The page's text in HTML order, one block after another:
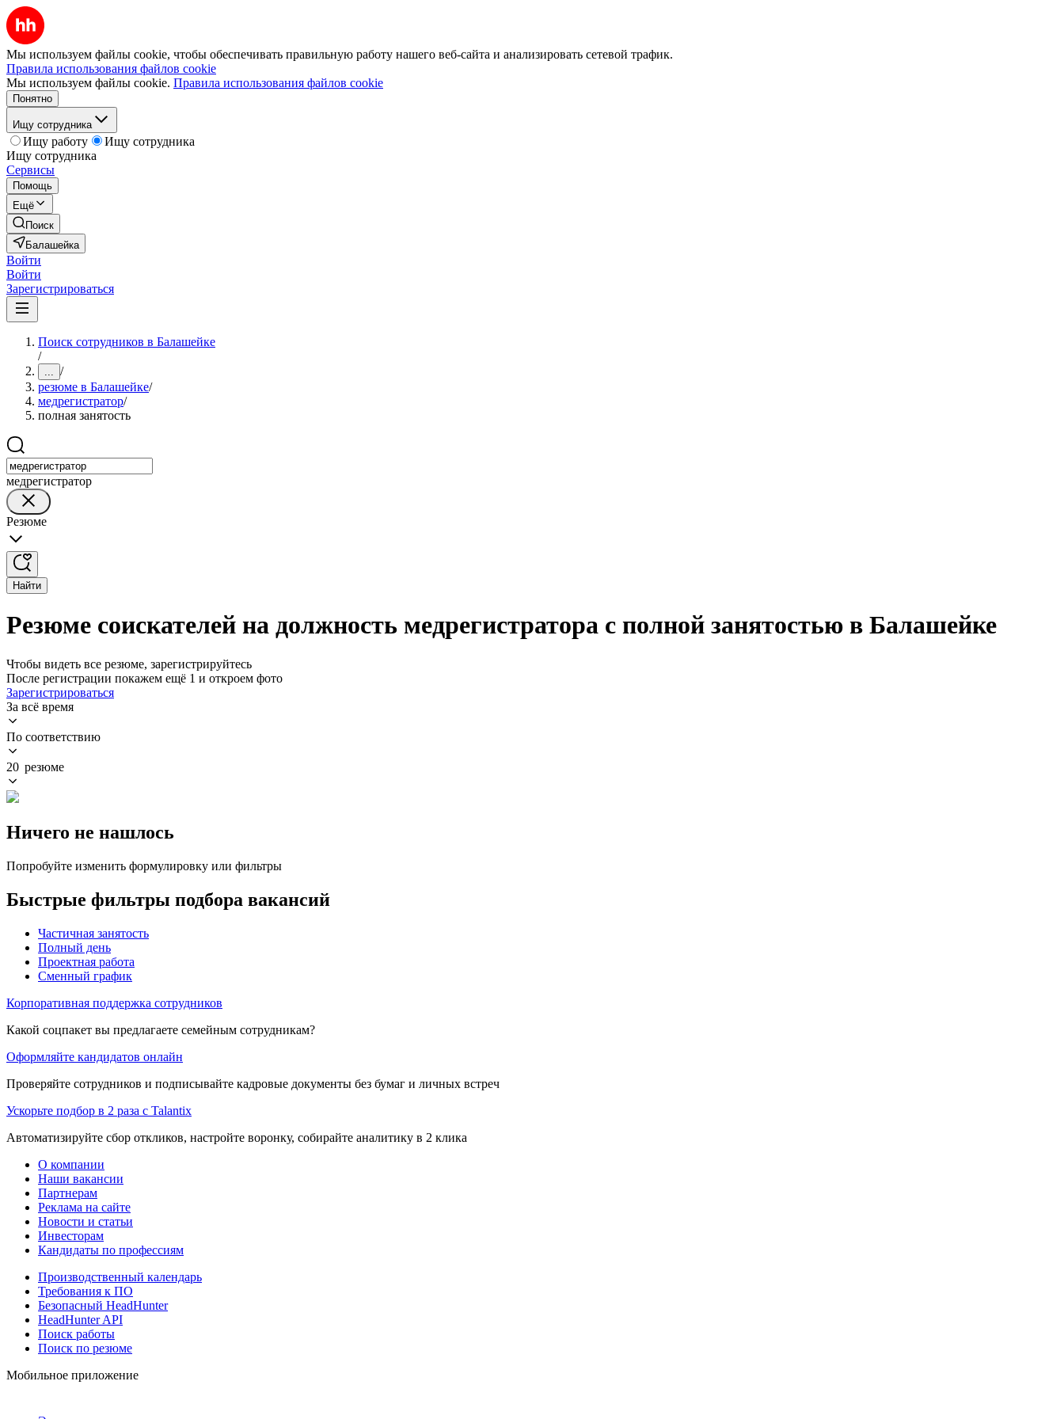
Мы используем файлы cookie, чтобы обеспечивать правильную работу нашего веб-сайта и анализировать сетевой трафик.
Правила использования файлов cookie
Мы используем файлы cookie. Правила использования файлов cookie
Понятно
Ищу сотрудника
Ищу работу
Ищу сотрудника
Ищу сотрудника
Сервисы
Помощь
Ещё
Поиск
Балашейка
Войти
Войти
Зарегистрироваться
Поиск сотрудников в Балашейке
/
... /
резюме в Балашейке/
медрегистратор/
полная занятость
медрегистратор
Резюме
Найти
Резюме соискателей на должность медрегистратора с полной занятостью в Балашейке
Чтобы видеть все резюме, зарегистрируйтесь
После регистрации покажем ещё 1 и откроем фото
Зарегистрироваться
За всё время
По соответствию
20 резюме
Ничего не нашлось
Попробуйте изменить формулировку или фильтры
Быстрые фильтры подбора вакансий
Частичная занятость
Полный день
Проектная работа
Сменный график
Корпоративная поддержка сотрудников
Какой соцпакет вы предлагаете семейным сотрудникам?
Оформляйте кандидатов онлайн
Проверяйте сотрудников и подписывайте кадровые документы без бумаг и личных встреч
Ускорьте подбор в 2 раза с Talantix
Автоматизируйте сбор откликов, настройте воронку, собирайте аналитику в 2 клика
О компании
Наши вакансии
Партнерам
Реклама на сайте
Новости и статьи
Инвесторам
Кандидаты по профессиям
Производственный календарь
Требования к ПО
Безопасный HeadHunter
HeadHunter API
Поиск работы
Поиск по резюме
Мобильное приложение